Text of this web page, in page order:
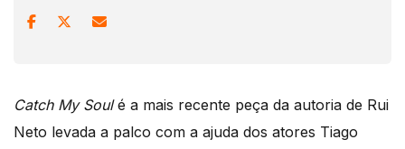
Catch My Soulé a mais recente peça da autoria de Rui
Neto levada a palco com a ajuda dos atores Tiago